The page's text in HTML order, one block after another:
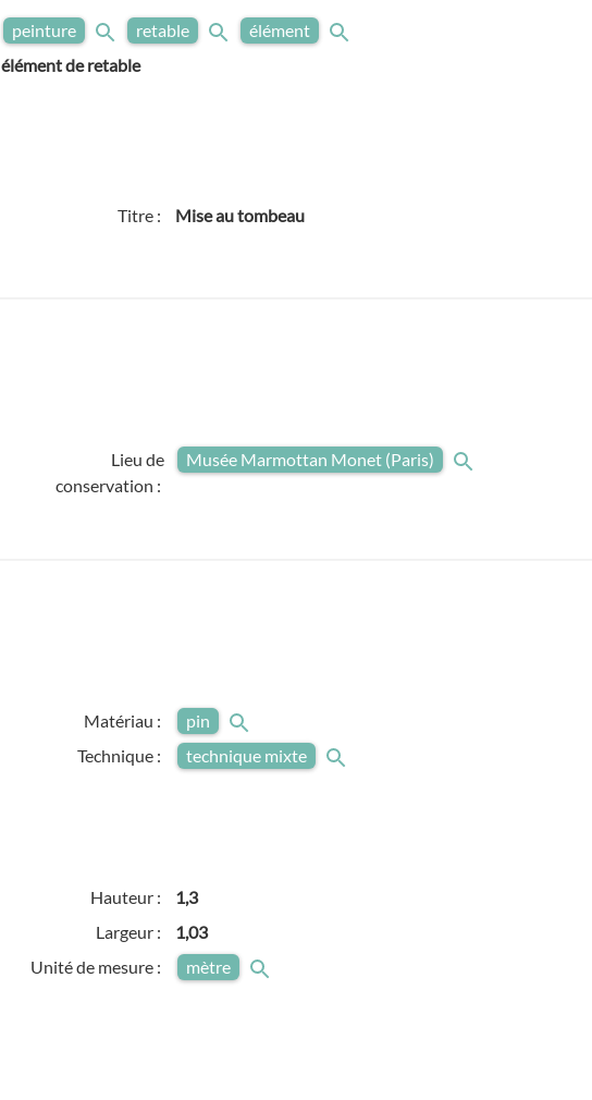
peinture retable
élément
élément de retable
Titre : Mise au tombeau
Lieu de
conservation :
Musée Marmottan Monet (Paris)
Matériau :
pin
Technique :
technique mixte
Hauteur :
1,3
Largeur :
1,03
Unité de mesure :
mètre